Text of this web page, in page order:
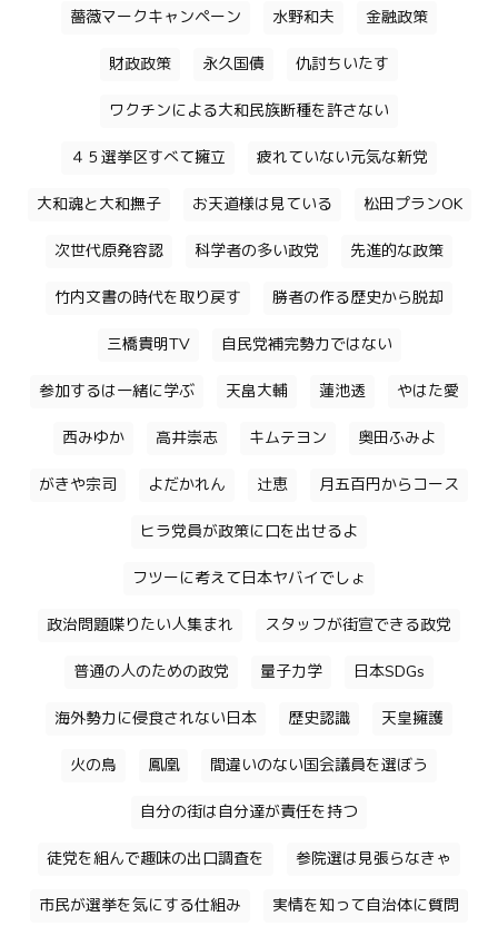
薔薇マークキャンペーン 水野和夫 金融政策
財政政策 永久国債 仇討ちいたす
ワクチンによる大和民族断種を許さない
４５選挙区すべて擁立 疲れていない元気な新党
大和魂と大和撫子 お天道様は見ている 松田プランOK
次世代原発容認 科学者の多い政党 先進的な政策
竹内文書の時代を取り戻す 勝者の作る歴史から脱却
三橋貴明TV 自民党補完勢力ではない
参加するは一緒に学ぶ 天畠大輔 蓮池透 やはた愛
西みゆか 高井崇志 キムテヨン 奥田ふみよ
がきや宗司 よだかれん 辻恵 月五百円からコース
ヒラ党員が政策に口を出せるよ
フツーに考えて日本ヤバイでしょ
政治問題喋りたい人集まれ スタッフが街宣できる政党
普通の人のための政党 量子力学 日本SDGs
海外勢力に侵食されない日本 歴史認識 天皇擁護
火の鳥 鳳凰 間違いのない国会議員を選ぼう
自分の街は自分達が責任を持つ
徒党を組んで趣味の出口調査を 参院選は見張らなきゃ
市民が選挙を気にする仕組み 実情を知って自治体に質問